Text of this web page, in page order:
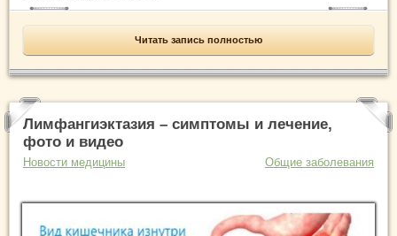
Читать запись полностью
Лимфангиэктазия – симптомы и лечение,
фото и видео
Новости медицины Общие заболевания